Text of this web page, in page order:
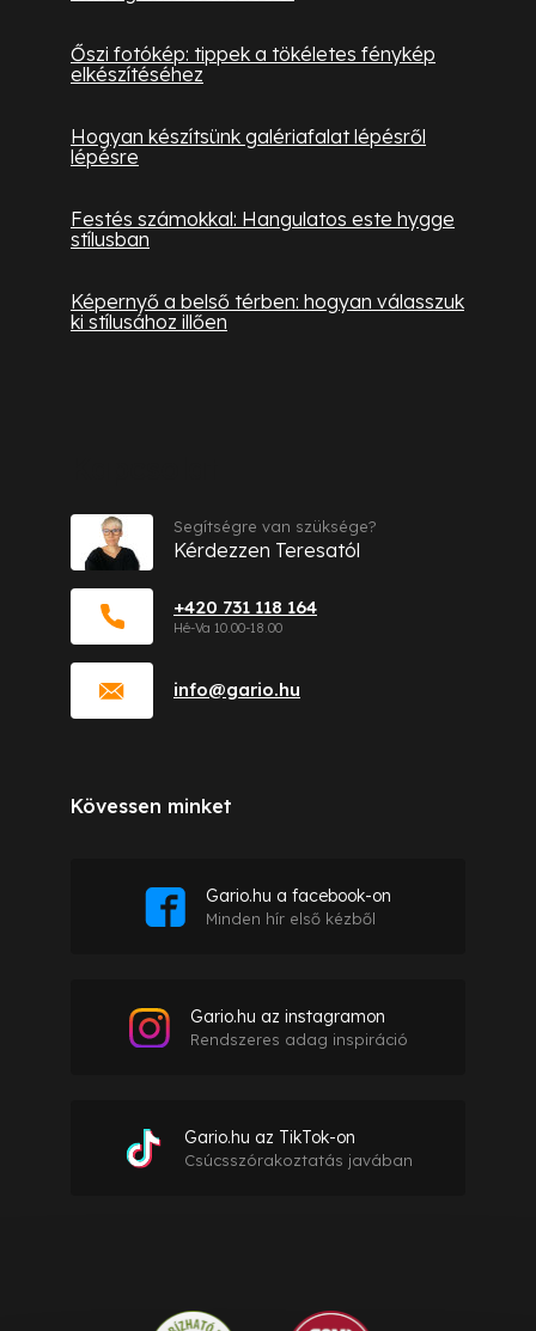
Őszi fotókép: tippek a tökéletes fénykép
elkészítéséhez
Hogyan készítsünk galériafalat lépésről
lépésre
Festés számokkal: Hangulatos este hygge
stílusban
Képernyő a belső térben: hogyan válasszuk
ki stílusához illően
info@gario.hu
+420 731 118 164
Segítségre van szüksége?
Kérdezzen Teresatól
Kövessen minket
Gario.hu a facebook-on
Minden hír első kézből
Gario.hu az instagramon
Rendszeres adag inspiráció
Gario.hu az TikTok-on
Csúcsszórakoztatás javában